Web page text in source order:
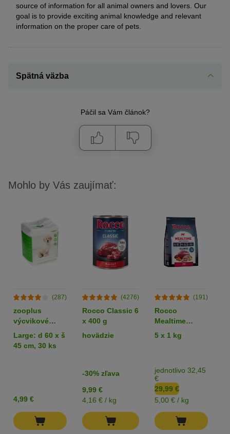
source of information for all animal owners and lovers. Our
goal is to provide exciting animal knowledge and relevant
information on the proper care of pets.
Spätná väzba
Páčil sa Vám článok?
Mohlo by Vás zaujímať:
(287)
zooplus
výcvikové
podložky pre
šteňatá
Large: d 60 x š
45 cm, 30 ks
4,99 €
(4276)
Rocco Classic 6
x 400 g
hovädzie
-30% zľava
9,99 €
4,16 € / kg
(191)
Rocco
Mealtime
hovädzie
5 x 1 kg
jednotlivo 32,45
€
29,99 €
5,00 € / kg